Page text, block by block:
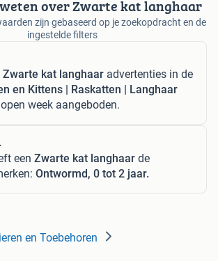
over Zwarte kat langhaar
zijn gebaseerd op je zoekopdracht en de
ingestelde filters
Zwarte kat langhaar advertenties in de
en Kittens | Raskatten | Langhaar
week aangeboden.
een Zwarte kat langhaar de
Ontwormd, 0 tot 2 jaar.
en Toebehoren